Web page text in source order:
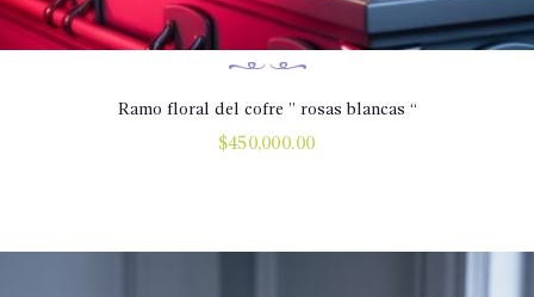
Ramo floral del cofre ” rosas blancas “
$450,000.00